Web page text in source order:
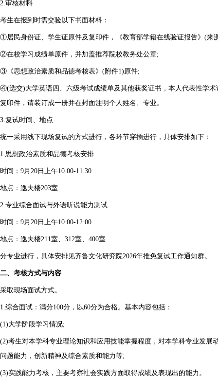
2.审核材料
考生在报到时需交验以下书面材料：
①居民身份证、学生证原件及复印件，《教育部学籍在线验证报告》(来
②在校学习成绩单原件，并加盖推荐院校教务处公章;
③《思想政治素质和品德考核表》(附件1)原件;
④(选交)大学英语四、六级考试成绩单及其他获奖证书，本人代表性学
复印件，请装订成一册并在封面注明个人姓名、专业。
3.复试时间、地点
统一采用线下现场复试的方式进行，各环节穿插进行，具体安排如下：
1.思想政治素质和品德考核安排
时间：9月20日上午10:00-11:30
地点：逸夫楼203室
2.专业综合面试与外语听说能力测试
时间：9月20日上午10:00-12:00
地点：逸夫楼211室、312室、400室
分专业进行，具体安排见齐鲁文化研究院2026年推免复试工作通知群。
二、考核方式与内容
采取现场面试方式。
1.综合面试：满分100分，以60分为合格。基本内容包括：
(1)大学阶段学习情况;
(2)考生对本学科专业理论知识和应用技能掌握程度，对本学科专业发展
问题能力，创新精神及综合素质和能力等;
(3)实践能力考核，主要考察社会实践方面取得成绩及表现出的能力。